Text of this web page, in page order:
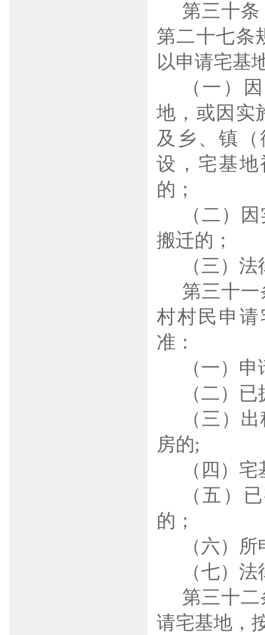
第三十
第二十七条
以申请宅基
（一）
地，或因实
及乡、镇
设，宅基
的；
（二）
搬迁的；
（三）
第三十
村村民申
准：
（一）
（二）
（三）
房的;
（四）
（五）
的；
（六）
（七）
第三十
请宅基地，